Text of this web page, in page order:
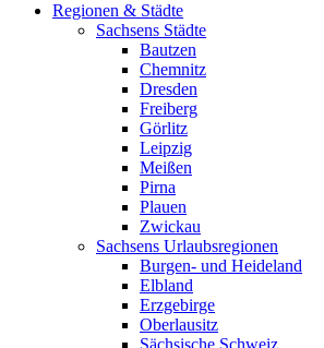
Regionen & Städte
Sachsens Städte
Bautzen
Chemnitz
Dresden
Freiberg
Görlitz
Leipzig
Meißen
Pirna
Plauen
Zwickau
Sachsens Urlaubsregionen
Burgen- und Heideland
Elbland
Erzgebirge
Oberlausitz
Sächsische Schweiz